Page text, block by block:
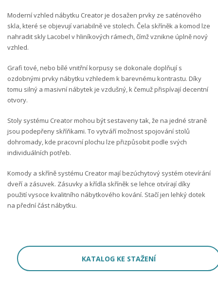
Moderní vzhled nábytku Creator je dosažen prvky ze saténového
skla, které se objevují variabilně ve stolech. Čela skříněk a komod lze
nahradit skly Lacobel v hliníkových rámech, čímž vznikne úplně nový
vzhled.
Grafi tové, nebo bílé vnitřní korpusy se dokonale doplňují s
ozdobnými prvky nábytku vzhledem k barevnému kontrastu. Díky
tomu silný a masivní nábytek je vzdušný, k čemuž přispívají decentní
otvory.
Stoly systému Creator mohou být sestaveny tak, že na jedné straně
jsou podepřeny skříňkami. To vytváří možnost spojování stolů
dohromady, kde pracovní plochu lze přizpůsobit podle svých
individuálních potřeb.
Komody a skříně systému Creator mají bezúchytový systém otevírání
dveří a zásuvek. Zásuvky a křídla skříněk se lehce otvírají díky
použití vysoce kvalitního nábytkového kování. Stačí jen lehký dotek
na přední část nábytku.
KATALOG KE STAŽENÍ